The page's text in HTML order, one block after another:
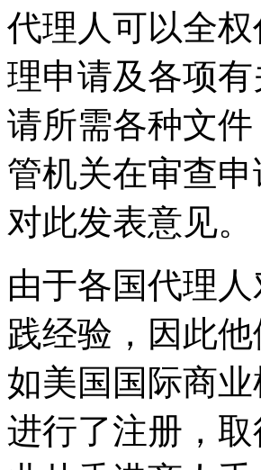
代理人可以全
理申请及各项
请所需各种文
管机关在审查
对此发表意见。
由于各国代理
践经验，因此
如美国国际商
进行了注册，